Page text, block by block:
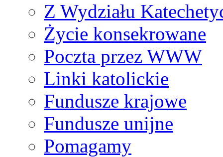
Z Wydziału
Życie konsekrowane
Poczta przez WWW
Linki katolickie
Fundusze krajowe
Fundusze unijne
Pomagamy